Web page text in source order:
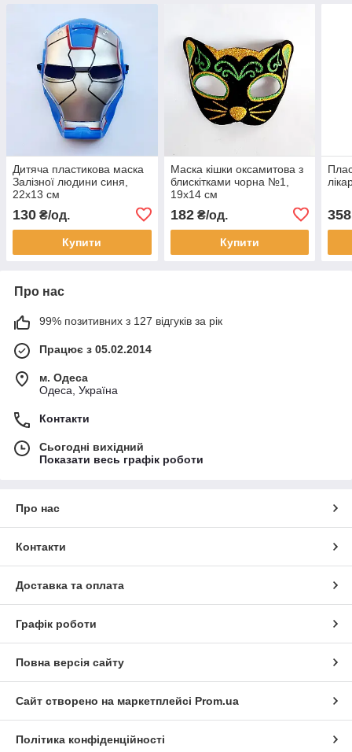
Дитяча пластикова маска
Залізної людини синя,
22х13 см
130 ₴/од.
Купити
Маска кішки оксамитова з
блискітками чорна №1,
19х14 см
182₴/од.
Купити
358
Про нас
99% позитивних з 127 відгуків за рік
Працює з 05.02.2014
м. Одеса
Одеса, Україна
Контакти
Сьогодні вихідний
Показати весь графік роботи
Про нас
Контакти
Доставка та оплата
Графік роботи
Повна версія сайту
Сайт створено на маркетплейсі Prom.ua
Політика конфіденційності